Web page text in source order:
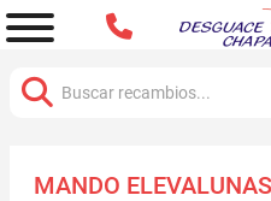
MANDO